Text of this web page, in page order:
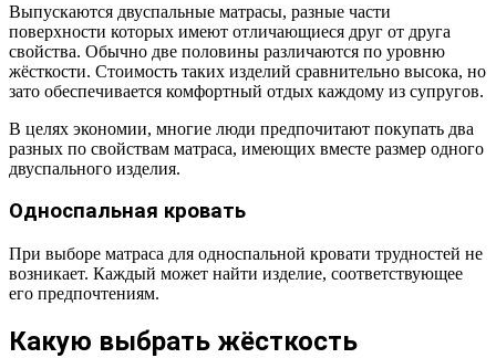
Выпускаются двуспальные матрасы, разные части
поверхности которых имеют отличающиеся друг от друга
свойства. Обычно две половины различаются по уровню
жёсткости. Стоимость таких изделий сравнительно высока, но
зато обеспечивается комфортный отдых каждому из супругов.
В целях экономии, многие люди предпочитают покупать два
разных по свойствам матраса, имеющих вместе размер одного
двуспального изделия.
Односпальная кровать
При выборе матраса для односпальной кровати трудностей не
возникает. Каждый может найти изделие, соответствующее
его предпочтениям.
Какую выбрать жёсткость